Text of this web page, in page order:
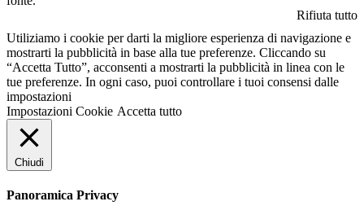
Rifiuta tutto
Utiliziamo i cookie per darti la migliore esperienza di navigazione e
mostrarti la pubblicità in base alla tue preferenze. Cliccando su
“Accetta Tutto”, acconsenti a mostrarti la pubblicità in linea con le
tue preferenze. In ogni caso, puoi controllare i tuoi consensi dalle
impostazioni
Impostazioni Cookie Accetta tutto
Chiudi
Panoramica Privacy